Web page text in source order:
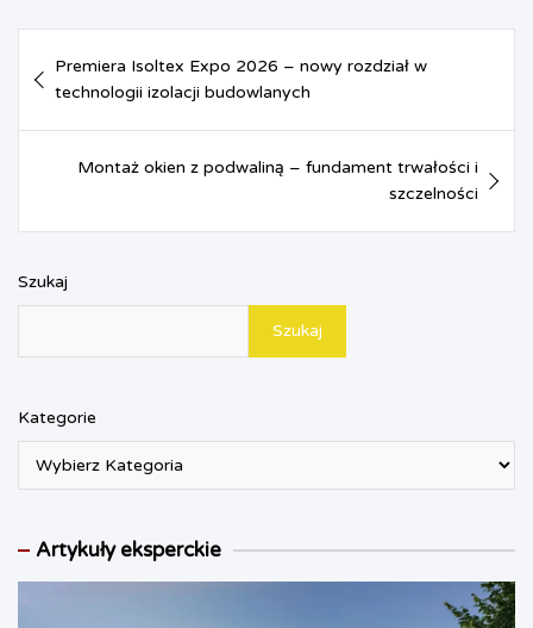
b
o
e
r
t
s
A
e
n
r
l
t
F
e
l
e
wpisu
Premiera Isoltex Expo 2026 – nowy rozdział w
technologii izolacji budowlanych
Montaż okien z podwaliną – fundament trwałości i
szczelności
Szukaj
Szukaj
Kategorie
Artykuły eksperckie